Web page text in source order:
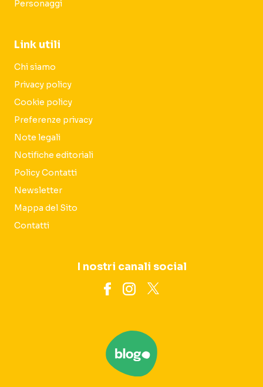
Personaggi
Link utili
Chi siamo
Privacy policy
Cookie policy
Preferenze privacy
Note legali
Notifiche editoriali
Policy Contatti
Newsletter
Mappa del Sito
Contatti
I nostri canali social